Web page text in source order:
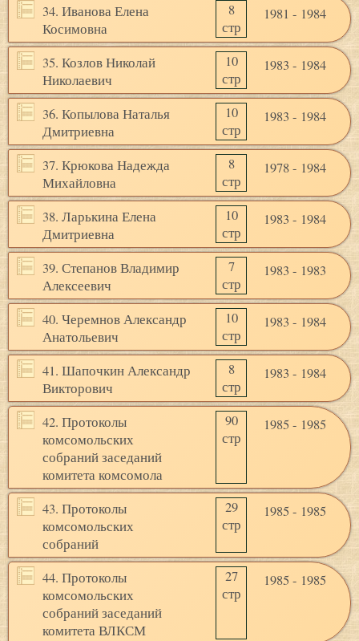
34. Иванова Елена
Косимовна
8
стр
1981 - 1984
35. Козлов Николай
Николаевич
10
стр
1983 - 1984
36. Копылова Наталья
Дмитриевна
10
стр
1983 - 1984
37. Крюкова Надежда
Михайловна
8
стр
1978 - 1984
38. Ларькина Елена
Дмитриевна
10
стр
1983 - 1984
39. Степанов Владимир
Алексеевич
7
стр
1983 - 1983
40. Черемнов Александр
Анатольевич
10
стр
1983 - 1984
41. Шапочкин Александр
Викторович
8
стр
1983 - 1984
42. Протоколы
комсомольских
собраний заседаний
комитета комсомола
90
стр
1985 - 1985
43. Протоколы
комсомольских
собраний
29
стр
1985 - 1985
44. Протоколы
комсомольских
собраний заседаний
комитета ВЛКСМ
27
стр
1985 - 1985